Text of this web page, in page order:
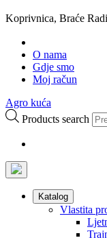
Koprivnica, Braće
O nama
Gdje smo
Moj račun
Agro kuća
Products search
Katalog
Vlastita